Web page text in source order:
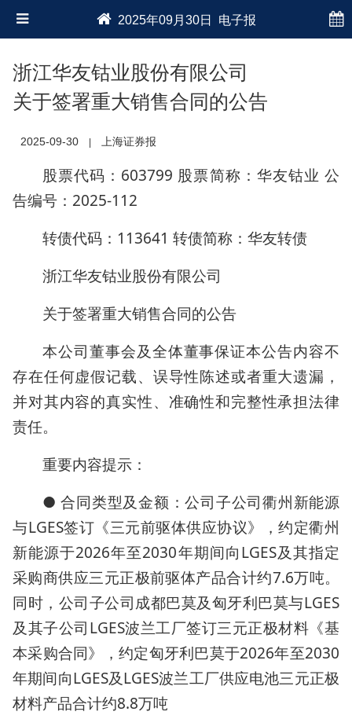
2025年09月30日 电子报
浙江华友钴业股份有限公司
关于签署重大销售合同的公告
2025-09-30 上海证券报
股票代码：603799 股票简称：华友钴业 公
告编号：2025-112
转债代码：113641 转债简称：华友转债
浙江华友钴业股份有限公司
关于签署重大销售合同的公告
本公司董事会及全体董事保证本公告内容不
存在任何虚假记载、误导性陈述或者重大遗漏，
并对其内容的真实性、准确性和完整性承担法律
责任。
重要内容提示：
● 合同类型及金额：公司子公司衢州新能源
与LGES签订《三元前驱体供应协议》，约定衢州
新能源于2026年至2030年期间向LGES及其指定
采购商供应三元正极前驱体产品合计约7.6万吨。
同时，公司子公司成都巴莫及匈牙利巴莫与LGES
及其子公司LGES波兰工厂签订三元正极材料《基
本采购合同》，约定匈牙利巴莫于2026年至2030
年期间向LGES及LGES波兰工厂供应电池三元正极
材料产品合计约8.8万吨